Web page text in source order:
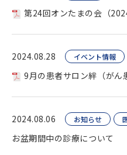
第24回オンたまの会（
2024.08.28 イベント情報
9月の患者サロン絆（がん患者
2024.08.06 お知らせ
お盆期間中の診療について